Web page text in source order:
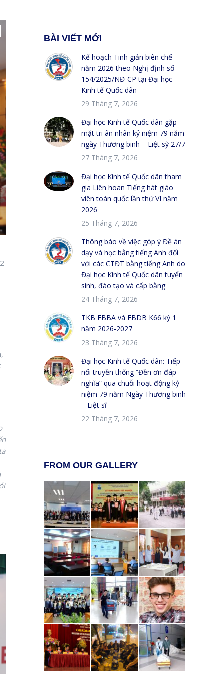
BÀI VIẾT MỚI
Kế hoạch Tinh giản biên chế
năm 2026 theo Nghị định số
154/2025/NĐ-CP tại Đại học
Kinh tế Quốc dân
29 Tháng 7, 2026
Đại học Kinh tế Quốc dân gặp
mặt tri ân nhân kỷ niệm 79 năm
ngày Thương binh – Liệt sỹ 27/7
27 Tháng 7, 2026
Đại học Kinh tế Quốc dân tham
gia Liên hoan Tiếng hát giáo
viên toàn quốc lần thứ VI năm
2026
25 Tháng 7, 2026
Thông báo về việc góp ý Đề án
dạy và học bằng tiếng Anh đối
với các CTĐT bằng tiếng Anh do
Đại học Kinh tế Quốc dân tuyển
sinh, đào tạo và cấp bằng
24 Tháng 7, 2026
TKB EBBA và EBDB K66 kỳ 1
năm 2026-2027
23 Tháng 7, 2026
Đại học Kinh tế Quốc dân: Tiếp
nối truyền thống “Đền ơn đáp
nghĩa” qua chuỗi hoạt động kỷ
niệm 79 năm Ngày Thương binh
– Liệt sĩ
22 Tháng 7, 2026
FROM OUR GALLERY